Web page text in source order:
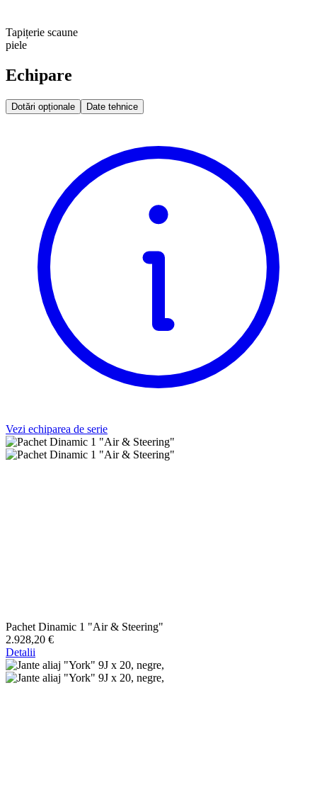
Tapițerie scaune
piele
Echipare
Dotări opționale Date tehnice
Vezi echiparea de serie
Pachet Dinamic 1 "Air & Steering"
2.928,20 €
Detalii